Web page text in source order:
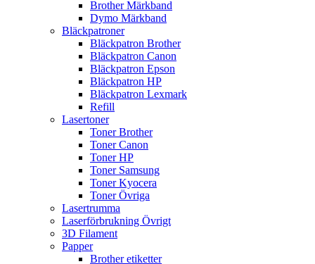
Brother Märkband
Dymo Märkband
Bläckpatroner
Bläckpatron Brother
Bläckpatron Canon
Bläckpatron Epson
Bläckpatron HP
Bläckpatron Lexmark
Refill
Lasertoner
Toner Brother
Toner Canon
Toner HP
Toner Samsung
Toner Kyocera
Toner Övriga
Lasertrumma
Laserförbrukning Övrigt
3D Filament
Papper
Brother etiketter